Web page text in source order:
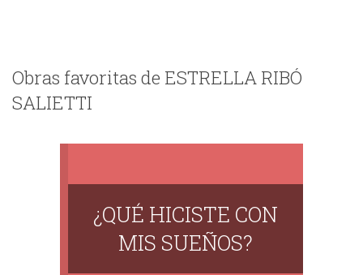
Obras favoritas de ESTRELLA RIBÓ
SALIETTI
¿QUÉ HICISTE CON
MIS SUEÑOS?